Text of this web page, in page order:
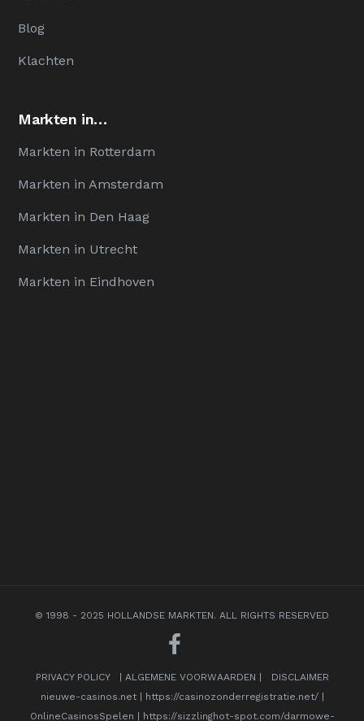
Blog
Klachten
Markten in…
Markten in Rotterdam
Markten in Amsterdam
Markten in Den Haag
Markten in Utrecht
Markten in Eindhoven
© 1998 - 2025 HOLLANDSE MARKTEN. ALL RIGHTS RESERVED
PRIVACY POLICY ALGEMENE VOORWAARDEN
DISCLAIMER
nieuwe-casinos.net| https://casinozonderregistratie.net/|
OnlineCasinosSpelen
https://sizzlinghot-spot.com/darmowe-